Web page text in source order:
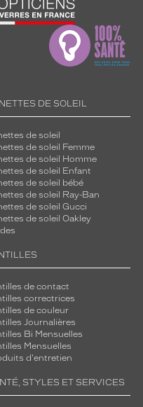
DE SOLEIL
de soleil
de soleil Femme
de soleil Homme
de soleil Enfant
de soleil bébé
de soleil Ray-Ban
de soleil Gucci
de soleil Oakley
de contact
correctrices
de couleur
Journalières
Bi Mensuelles
Mensuelles
d'entretien
STYLES ET SERVICES